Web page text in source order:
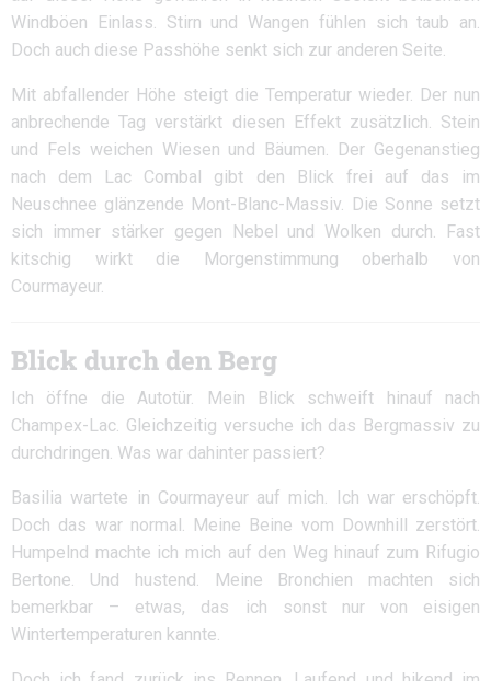
Windböen Einlass. Stirn und Wangen fühlen sich taub an.
Doch auch diese Passhöhe senkt sich zur anderen Seite.
Mit abfallender Höhe steigt die Temperatur wieder. Der nun
anbrechende Tag verstärkt diesen Effekt zusätzlich. Stein
und Fels weichen Wiesen und Bäumen. Der Gegenanstieg
nach dem Lac Combal gibt den Blick frei auf das im
Neuschnee glänzende Mont-Blanc-Massiv. Die Sonne setzt
sich immer stärker gegen Nebel und Wolken durch. Fast
kitschig wirkt die Morgenstimmung oberhalb von
Courmayeur.
Blick durch den Berg
Ich öffne die Autotür. Mein Blick schweift hinauf nach
Champex-Lac. Gleichzeitig versuche ich das Bergmassiv zu
durchdringen. Was war dahinter passiert?
Basilia wartete in Courmayeur auf mich. Ich war erschöpft.
Doch das war normal. Meine Beine vom Downhill zerstört.
Humpelnd machte ich mich auf den Weg hinauf zum Rifugio
Bertone. Und hustend. Meine Bronchien machten sich
bemerkbar – etwas, das ich sonst nur von eisigen
Wintertemperaturen kannte.